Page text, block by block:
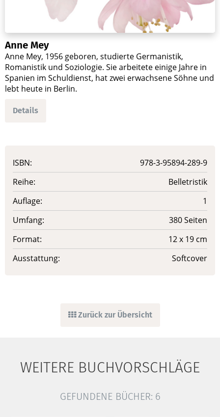
Anne Mey
Anne Mey, 1956 geboren, studierte Germanistik,
Romanistik und Soziologie. Sie arbeitete einige Jahre in
Spanien im Schuldienst, hat zwei erwachsene Söhne und
lebt heute in Berlin.
Details
ISBN:
978-3-95894-289-9
Reihe:
Belletristik
Auflage:
1
Umfang:
380 Seiten
Format:
12 x 19 cm
Ausstattung:
Softcover
Zurück zur Übersicht
WEITERE BUCHVORSCHLÄGE
GEFUNDENE BÜCHER: 6